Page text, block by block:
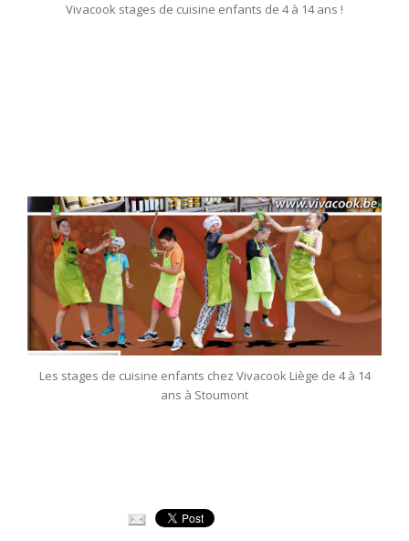
Vivacook stages de cuisine enfants de 4 à 14 ans !
Les stages de cuisine enfants chez Vivacook Liège de 4 à 14
ans à Stoumont